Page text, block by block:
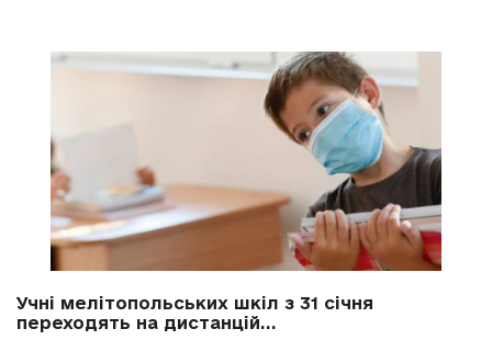
Учні мелітопольських шкіл з 31 січня
переходять на дистанцій...